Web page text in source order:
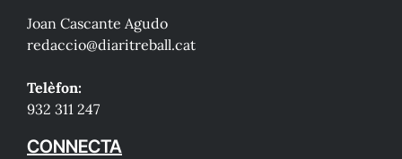
Joan Cascante Agudo
redaccio@diaritreball.cat
Telèfon:
932 311 247
CONNECTA